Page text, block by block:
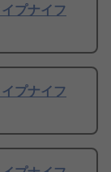
プナイフ
プナイフ